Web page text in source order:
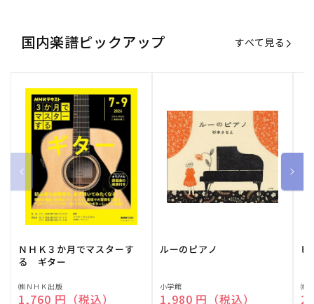
国内楽譜ピックアップ すべて見る
ＮＨＫ３か月でマスターす
る ギター
販
㈱ＮＨＫ出版
通常価格
1,760 円（税込）
ルーのピアノ
販
小学館
通常価格
1,980 円（税込）
ピ
販㈱